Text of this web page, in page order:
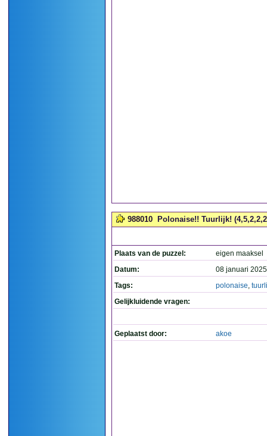
988010 Polonaise!! Tuurlijk!
Plaats van de puzzel:
eigen maaksel
Datum:
08 januari
Tags:
polonaise,
Gelijkluidende vragen:
Geplaatst door: akoe